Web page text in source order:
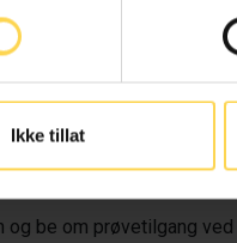
Ikke tillat
ansatte?Få
begrenset til
prøvetilgang via våre
og be om prøvetilgang